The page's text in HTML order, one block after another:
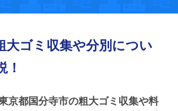
大ゴミ収集や分別につい
！
京都国分寺市の粗大ゴミ収集や料